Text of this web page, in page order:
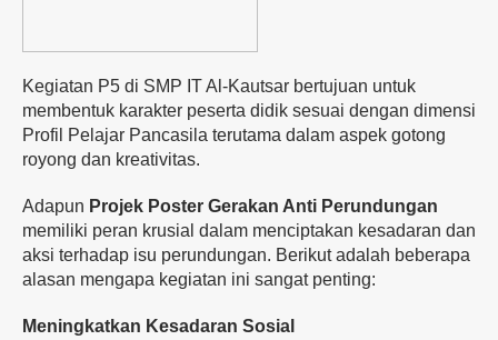
Kegiatan P5 di SMP IT Al-Kautsar bertujuan untuk
membentuk karakter peserta didik sesuai dengan dimensi
Profil Pelajar Pancasila terutama dalam aspek gotong
royong dan kreativitas.
Adapun Projek Poster Gerakan Anti Perundungan
memiliki peran krusial dalam menciptakan kesadaran dan
aksi terhadap isu perundungan. Berikut adalah beberapa
alasan mengapa kegiatan ini sangat penting:
Meningkatkan Kesadaran Sosial